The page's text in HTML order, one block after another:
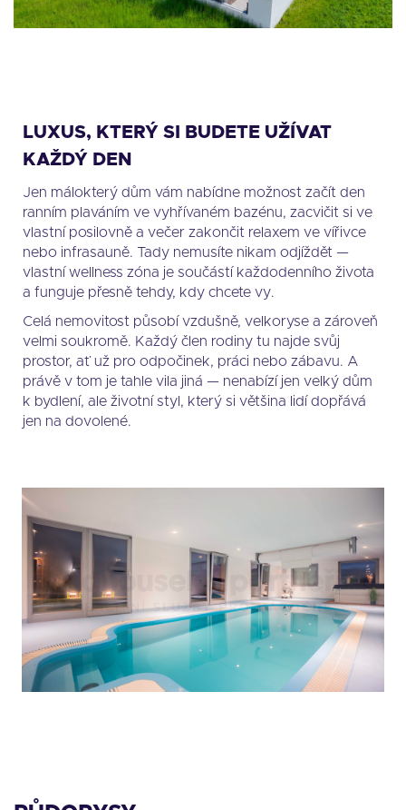
LUXUS, KTERÝ SI BUDETE UŽÍVAT
KAŽDÝ DEN
Jen málokterý dům vám nabídne možnost začít den
ranním plaváním ve vyhřívaném bazénu, zacvičit si ve
vlastní posilovně a večer zakončit relaxem ve vířivce
nebo infrasauně. Tady nemusíte nikam odjíždět —
vlastní wellness zóna je součástí každodenního života
a funguje přesně tehdy, kdy chcete vy.
Celá nemovitost působí vzdušně, velkoryse a zároveň
velmi soukromě. Každý člen rodiny tu najde svůj
prostor, ať už pro odpočinek, práci nebo zábavu. A
právě v tom je tahle vila jiná — nenabízí jen velký dům
k bydlení, ale životní styl, který si většina lidí dopřává
jen na dovolené.